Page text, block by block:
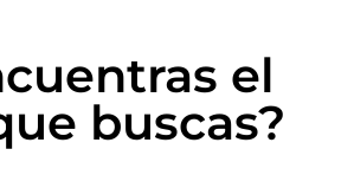
el
buscas?